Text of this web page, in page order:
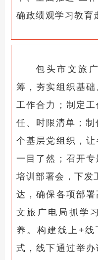
确政绩观学习教育
包头市文旅
筹，夯实组织基
工作合力；制定
任、时限清单；
个基层党组织，让
一目了然；召开
培训部署会，下发
达，确保各项部
文旅广电局 抓学
养。构建线上+
式，线下通过举办